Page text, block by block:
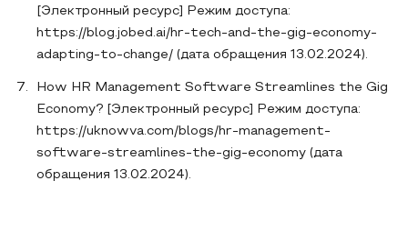
[Электронный ресурс] Режим доступа:
https://blog.jobed.ai/hr-tech-and-the-gig-economy-
adapting-to-change/ (дата обращения 13.02.2024).
How HR Management Software Streamlines the Gig
Economy? [Электронный ресурс] Режим доступа:
https://uknowva.com/blogs/hr-management-
software-streamlines-the-gig-economy (дата
обращения 13.02.2024).